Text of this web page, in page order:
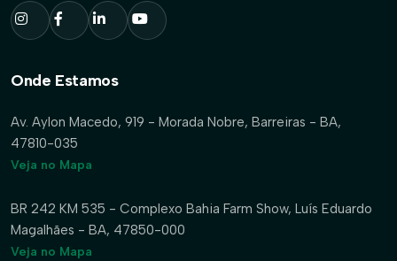
Onde Estamos
Av. Aylon Macedo, 919 - Morada Nobre, Barreiras - BA,
47810-035
Veja no Mapa
BR 242 KM 535 - Complexo Bahia Farm Show, Luís Eduardo
Magalhães - BA, 47850-000
Veja no Mapa